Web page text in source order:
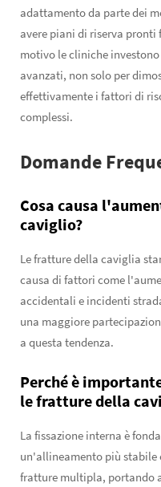
adattamento da parte dei
avere piani di riserva pronti
motivo le cliniche
avanzati, non solo per
effettivamente i fattori di
complessi.
Domande
Cosa causa
caviglio?
Le fratture della caviglia
causa di fattori come
accidentali e incidenti
una maggiore
a questa tendenza.
Perché è
le fratture della
La fissazione interna è
un'allineamento più stabile
fratture multipla, portando